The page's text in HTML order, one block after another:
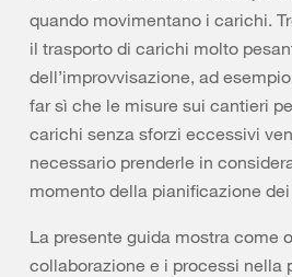
quando movimentano i carichi.
il trasporto di carichi molto
dell’improvvisazione, ad
far sì che le misure sui cantieri
carichi senza sforzi eccessivi
necessario prenderle in
momento della pianificazione
La presente guida mostra come
collaborazione e i processi nella